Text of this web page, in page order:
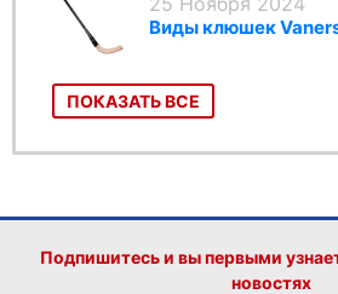
Виды клюшек
ПОКАЗАТЬ ВСЕ
Подпишитесь и вы первыми
новостях